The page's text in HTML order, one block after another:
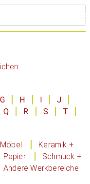
G H
J
Q R S
T
Keramik +
Papier
Schmuck +
Andere Werkbereiche